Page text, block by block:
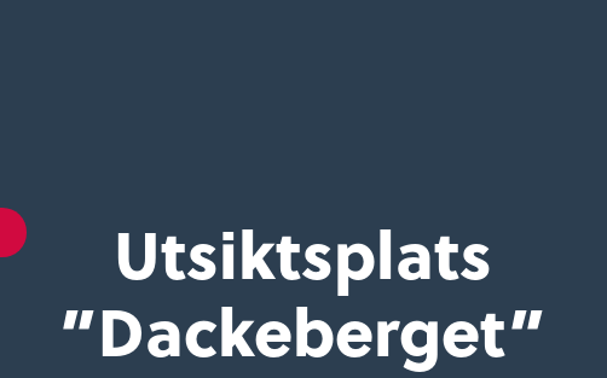
Utsiktsplats
”Dackeberget”